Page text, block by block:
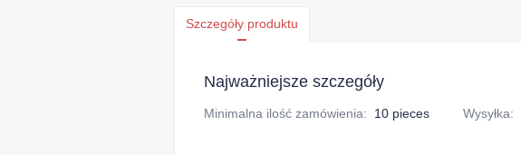
Szczegóły produktu
Najważniejsze szczegóły
Minimalna ilość zamówienia: 10 pieces Wysyłka: